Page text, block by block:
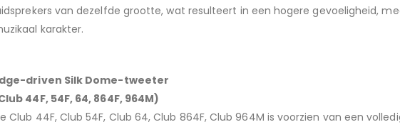
van dezelfde grootte, wat resulteert in een hogere gevoeligheid,
karakter.
driven Silk Dome-tweeter
44F, 54F, 64, 864F, 964M)
Club 44F, Club 54F, Club 64, Club 864F, Club 964M is voorzien van een